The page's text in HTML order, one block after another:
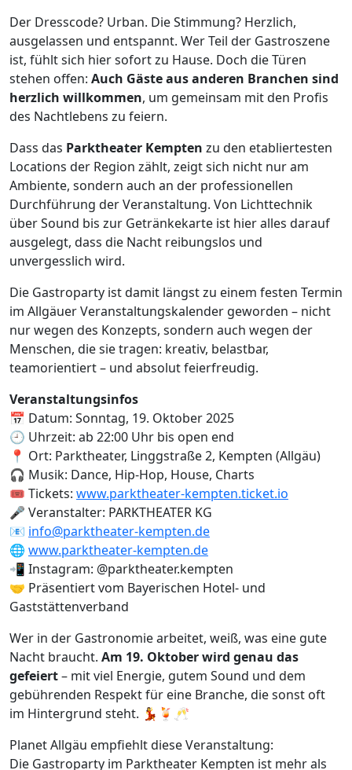
Der Dresscode? Urban. Die Stimmung? Herzlich,
ausgelassen und entspannt. Wer Teil der Gastroszene
ist, fühlt sich hier sofort zu Hause. Doch die Türen
stehen offen: Auch Gäste aus anderen Branchen sind
herzlich willkommen, um gemeinsam mit den Profis
des Nachtlebens zu feiern.
Dass das Parktheater Kempten zu den etabliertesten
Locations der Region zählt, zeigt sich nicht nur am
Ambiente, sondern auch an der professionellen
Durchführung der Veranstaltung. Von Lichttechnik
über Sound bis zur Getränkekarte ist hier alles darauf
ausgelegt, dass die Nacht reibungslos und
unvergesslich wird.
Die Gastroparty ist damit längst zu einem festen Termin
im Allgäuer Veranstaltungskalender geworden – nicht
nur wegen des Konzepts, sondern auch wegen der
Menschen, die sie tragen: kreativ, belastbar,
teamorientiert – und absolut feierfreudig.
Veranstaltungsinfos
📅 Datum: Sonntag, 19. Oktober 2025
🕘 Uhrzeit: ab 22:00 Uhr bis open end
📍 Ort: Parktheater, Linggstraße 2, Kempten (Allgäu)
🎧 Musik: Dance, Hip-Hop, House, Charts
🎟️ Tickets: www.parktheater-kempten.ticket.io
🎤 Veranstalter: PARKTHEATER KG
📧 info@parktheater-kempten.de
🌐 www.parktheater-kempten.de
📲 Instagram: @parktheater.kempten
🤝 Präsentiert vom Bayerischen Hotel- und
Gaststättenverband
Wer in der Gastronomie arbeitet, weiß, was eine gute
Nacht braucht. Am 19. Oktober wird genau das
gefeiert– mit viel Energie, gutem Sound und dem
gebührenden Respekt für eine Branche, die sonst oft
im Hintergrund steht. 💃🍹🥂
Planet Allgäu empfiehlt diese Veranstaltung:
Die Gastroparty im Parktheater Kempten ist mehr als